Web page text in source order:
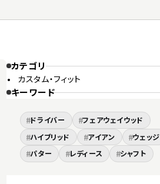
カテゴリ
カスタム・フィット
キーワード
#ドライバー #フェアウェイウッド
#ハイブリッド #アイアン #ウェッジ
#パター #レディース #シャフト